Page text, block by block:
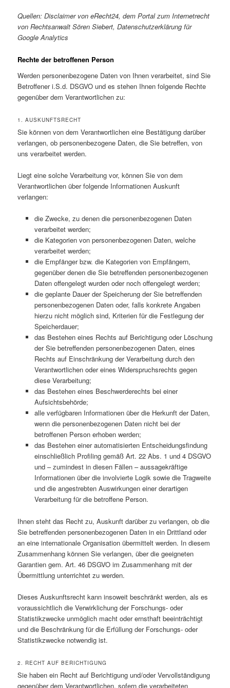
Quellen: Disclaimer von eRecht24, dem Portal zum Internetrecht
von Rechtsanwalt Sören Siebert, Datenschutzerklärung für
Google Analytics
Rechte der betroffenen Person
Werden personenbezogene Daten von Ihnen verarbeitet, sind Sie
Betroffener i.S.d. DSGVO und es stehen Ihnen folgende Rechte
gegenüber dem Verantwortlichen zu:
1. AUSKUNFTSRECHT
Sie können von dem Verantwortlichen eine Bestätigung darüber
verlangen, ob personenbezogene Daten, die Sie betreffen, von
uns verarbeitet werden.
Liegt eine solche Verarbeitung vor, können Sie von dem
Verantwortlichen über folgende Informationen Auskunft
verlangen:
die Zwecke, zu denen die personenbezogenen Daten
verarbeitet werden;
die Kategorien von personenbezogenen Daten, welche
verarbeitet werden;
die Empfänger bzw. die Kategorien von Empfängern,
gegenüber denen die Sie betreffenden personenbezogenen
Daten offengelegt wurden oder noch offengelegt werden;
die geplante Dauer der Speicherung der Sie betreffenden
personenbezogenen Daten oder, falls konkrete Angaben
hierzu nicht möglich sind, Kriterien für die Festlegung der
Speicherdauer;
das Bestehen eines Rechts auf Berichtigung oder Löschung
der Sie betreffenden personenbezogenen Daten, eines
Rechts auf Einschränkung der Verarbeitung durch den
Verantwortlichen oder eines Widerspruchsrechts gegen
diese Verarbeitung;
das Bestehen eines Beschwerderechts bei einer
Aufsichtsbehörde;
alle verfügbaren Informationen über die Herkunft der Daten,
wenn die personenbezogenen Daten nicht bei der
betroffenen Person erhoben werden;
das Bestehen einer automatisierten Entscheidungsfindung
einschließlich Profiling gemäß Art. 22 Abs. 1 und 4 DSGVO
und – zumindest in diesen Fällen – aussagekräftige
Informationen über die involvierte Logik sowie die Tragweite
und die angestrebten Auswirkungen einer derartigen
Verarbeitung für die betroffene Person.
Ihnen steht das Recht zu, Auskunft darüber zu verlangen, ob die
Sie betreffenden personenbezogenen Daten in ein Drittland oder
an eine internationale Organisation übermittelt werden. In diesem
Zusammenhang können Sie verlangen, über die geeigneten
Garantien gem. Art. 46 DSGVO im Zusammenhang mit der
Übermittlung unterrichtet zu werden.
Dieses Auskunftsrecht kann insoweit beschränkt werden, als es
voraussichtlich die Verwirklichung der Forschungs- oder
Statistikzwecke unmöglich macht oder ernsthaft beeinträchtigt
und die Beschränkung für die Erfüllung der Forschungs- oder
Statistikzwecke notwendig ist.
2. RECHT AUF BERICHTIGUNG
Sie haben ein Recht auf Berichtigung und/oder Vervollständigung
gegenüber dem Verantwortlichen, sofern die verarbeiteten